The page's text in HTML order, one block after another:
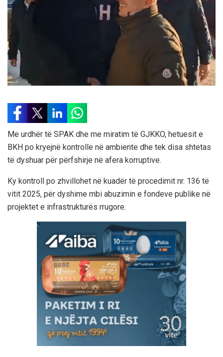
Me urdhër të SPAK dhe me miratim të GJKKO, hetuesit e
BKH po kryejnë kontrolle në ambiente dhe tek disa shtetas
të dyshuar për përfshirje në afera korruptive.
Ky kontroll po zhvillohet në kuadër të procedimit nr. 136 të
vitit 2025, për dyshime mbi abuzimin e fondeve publike në
projektet e infrastrukturës rrugore.